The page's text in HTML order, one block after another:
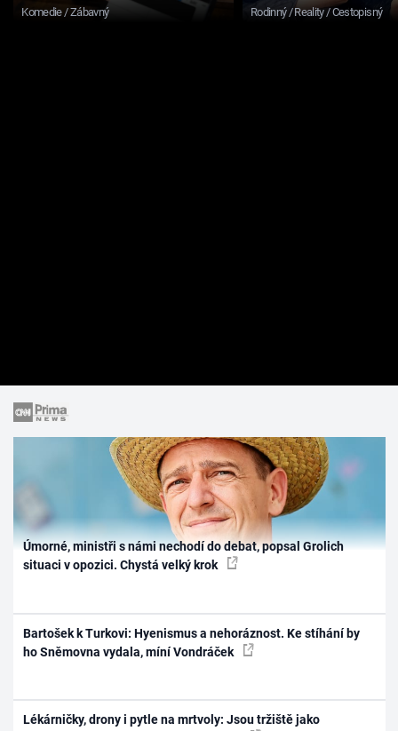
Komedie / Zábavný Rodinný / Reality / Cestopisný
Úmorné, ministři s námi nechodí do debat, popsal Grolich
situaci v opozici. Chystá velký krok
Bartošek k Turkovi: Hyenismus a nehoráznost. Ke stíhání by
ho Sněmovna vydala, míní Vondráček
Lékárničky, drony i pytle na mrtvoly: Jsou tržiště jako